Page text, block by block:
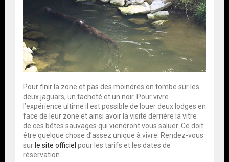
Pour finir la zone et pas des moindres on tombe sur les
deux jaguars, un tacheté et un noir. Pour vivre
l’expérience ultime il est possible de louer deux lodges en
face de leur zone et ainsi avoir la visite derrière la vitre
de ces bêtes sauvages qui viendront vous saluer. Ce doit
être quelque chose d’assez unique à vivre. Rendez-vous
sur le site officiel pour les tarifs et les dates de
réservation.